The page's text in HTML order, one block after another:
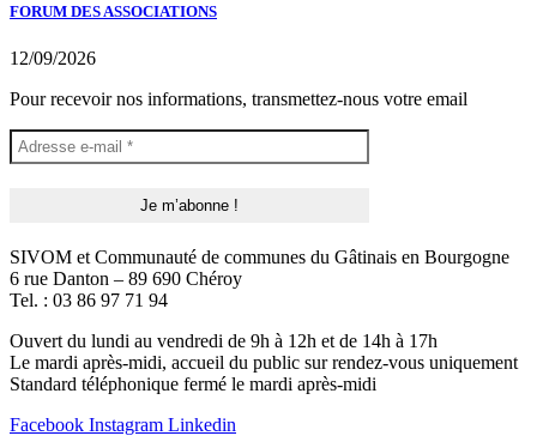
FORUM DES ASSOCIATIONS
12/09/2026
Pour recevoir nos informations, transmettez-nous votre email
SIVOM et Communauté de communes du Gâtinais en Bourgogne
6 rue Danton – 89 690 Chéroy
Tel. : 03 86 97 71 94
Ouvert du lundi au vendredi de 9h à 12h et de 14h à 17h
Le mardi après-midi, accueil du public sur rendez-vous uniquement
Standard téléphonique fermé le mardi après-midi
Facebook Instagram Linkedin